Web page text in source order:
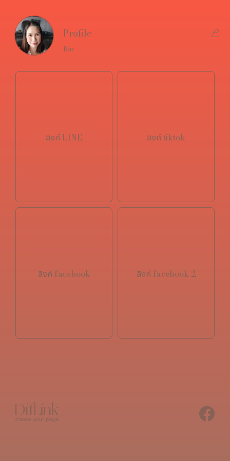
Profile
Bio
ลิงค์ LINE ลิงค์ tiktok
ลิงค์ facebook ลิงค์ facebook 2
create your page